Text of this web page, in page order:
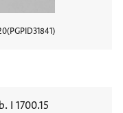
PGPID31841
I 1700.15